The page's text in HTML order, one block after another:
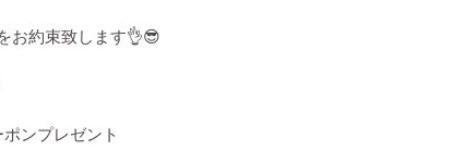
お約束致します👌😎
ンプレゼント